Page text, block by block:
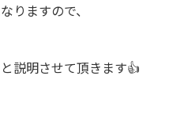
りますので、
説明させて頂きます👍